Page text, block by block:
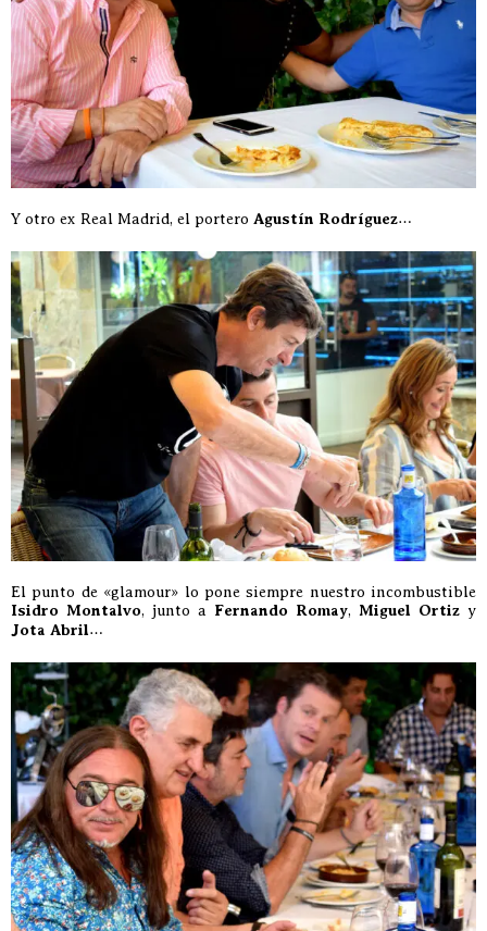
Y otro ex Real Madrid, el portero Agustín Rodríguez…
El punto de «glamour» lo pone siempre nuestro incombustible
Isidro Montalvo, junto a Fernando Romay, Miguel Ortiz y
Jota Abril…